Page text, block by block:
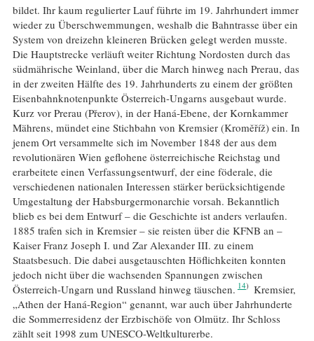
bildet. Ihr kaum regulierter Lauf führte im 19. Jahrhundert immer
wieder zu Überschwemmungen, weshalb die Bahntrasse über ein
System von dreizehn kleineren Brücken gelegt werden musste.
Die Hauptstrecke verläuft weiter Richtung Nordosten durch das
südmährische Weinland, über die March hinweg nach Prerau, das
in der zweiten Hälfte des 19. Jahrhunderts zu einem der größten
Eisenbahnknotenpunkte Österreich-Ungarns ausgebaut wurde.
Kurz vor Prerau (Přerov), in der Haná-Ebene, der Kornkammer
Mährens, mündet eine Stichbahn von Kremsier (Kroměříž) ein. In
jenem Ort versammelte sich im November 1848 der aus dem
revolutionären Wien geflohene österreichische Reichstag und
erarbeitete einen Verfassungsentwurf, der eine föderale, die
verschiedenen nationalen Interessen stärker berücksichtigende
Umgestaltung der Habsburgermonarchie vorsah. Bekanntlich
blieb es bei dem Entwurf – die Geschichte ist anders verlaufen.
1885 trafen sich in Kremsier – sie reisten über die KFNB an –
Kaiser Franz Joseph I. und Zar Alexander III. zu einem
Staatsbesuch. Die dabei ausgetauschten Höflichkeiten konnten
jedoch nicht über die wachsenden Spannungen zwischen
Österreich-Ungarn und Russland hinweg täuschen. 14
Kremsier,
„Athen der Haná-Region“ genannt, war auch über Jahrhunderte
die Sommerresidenz der Erzbischöfe von Olmütz. Ihr Schloss
zählt seit 1998 zum UNESCO-Weltkulturerbe.